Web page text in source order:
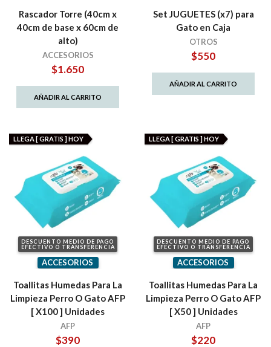
Rascador Torre (40cm x
40cm de base x 60cm de
alto)
ACCESORIOS
$1.650
AÑADIR AL CARRITO
Set JUGUETES (x7) para
Gato en Caja
OTROS
$550
AÑADIR AL CARRITO
DESCUENTO MEDIO DE PAGO
EFECTIVO O TRANSFERENCIA
LLEGA [ GRATIS ] HOY
ACCESORIOS
Toallitas Humedas Para La
Limpieza Perro O Gato AFP
[ X100 ] Unidades
AFP
$390
DESCUENTO MEDIO DE PAGO
EFECTIVO O TRANSFERENCIA
LLEGA [ GRATIS ] HOY
ACCESORIOS
Toallitas Humedas Para La
Limpieza Perro O Gato AFP
[ X50 ] Unidades
AFP
$220